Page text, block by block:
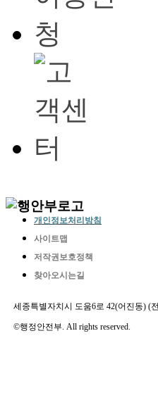
개인정보처리방침
사이트맵
저작권보호정책
찾아오시는길
세종특별자치시 도움6로 42(어진동) (
©행정안전부. All rights reserved.